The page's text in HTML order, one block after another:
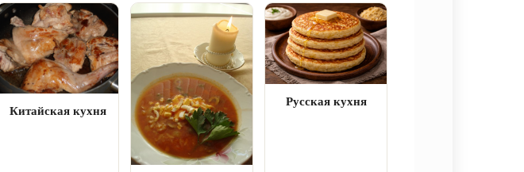
Китайская кухня
Русская кухня